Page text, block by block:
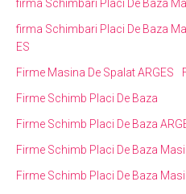
firma Schimbari Placi De Baza
firma Schimbari Placi De Baza
ES
Firme Masina De Spalat ARGES
Firme Schimb Placi De Baza
Firme Schimb Placi De Baza
Firme Schimb Placi De Baza
Firme Schimb Placi De Baza